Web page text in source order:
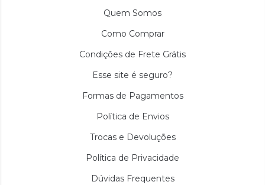
Quem Somos
Como Comprar
Condições de Frete Grátis
Esse site é seguro?
Formas de Pagamentos
Política de Envios
Trocas e Devoluções
Política de Privacidade
Dúvidas Frequentes